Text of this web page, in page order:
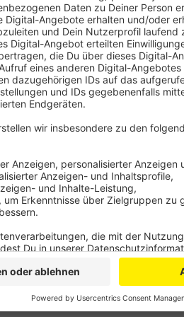
Die beiden Männer müssen sich
und Beamten beschlagnahmten
benachbarten Stand stellten die
offensichtlich von äußerst